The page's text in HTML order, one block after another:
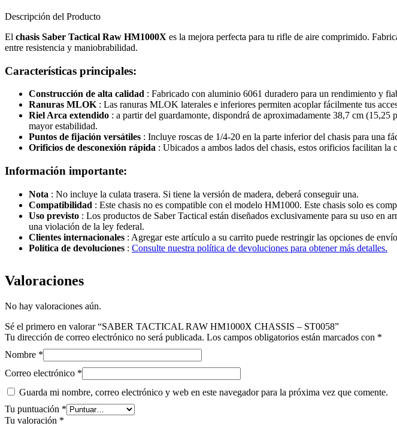
Descripción del Producto
El chasis Saber Tactical Raw HM1000X es la mejora perfecta para tu rifle de aire comprimido.
entre resistencia y maniobrabilidad.
Características principales:
Construcción de alta calidad : Fabricado con aluminio 6061 duradero para un rendimiento y
Ranuras MLOK : Las ranuras MLOK laterales e inferiores permiten acoplar fácilmente tus
Riel Arca extendido : a partir del guardamonte, dispondrá de aproximadamente 38,7 cm
mayor estabilidad.
Puntos de fijación versátiles : Incluye roscas de 1/4-20 en la parte inferior del chasis para una
Orificios de desconexión rápida : Ubicados a ambos lados del chasis, estos orificios facilitan
Información importante:
Nota : No incluye la culata trasera. Si tiene la versión de madera, deberá conseguir una.
Compatibilidad : Este chasis no es compatible con el modelo HM1000. Este chasis solo es
Uso previsto : Los productos de Saber Tactical están diseñados exclusivamente para su uso
una violación de la ley federal.
Clientes internacionales : Agregar este artículo a su carrito puede restringir las opciones de
Política de devoluciones : Consulte nuestra política de devoluciones para obtener más detalles.
Valoraciones
No hay valoraciones aún.
Sé el primero en valorar “SABER TACTICAL RAW HM1000X CHASSIS – ST0058”
Tu dirección de correo electrónico no será publicada. Los campos obligatorios están marcados con *
Nombre *
Correo electrónico *
Guarda mi nombre, correo electrónico y web en este navegador para la próxima vez que comente.
Tu puntuación *
Tu valoración *